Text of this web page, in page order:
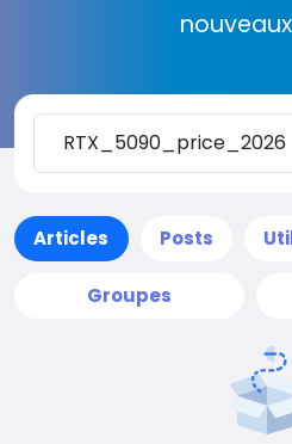
Articles Posts
Groupes